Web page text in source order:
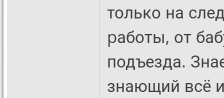
только на
pаботы, от
подъезда.
знающий всё